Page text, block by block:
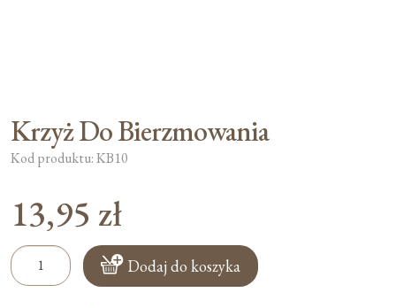
Krzyż Do Bierzmowania
Kod produktu: KB10
13,95 zł
ilość
Krzyż
Dodaj do koszyka